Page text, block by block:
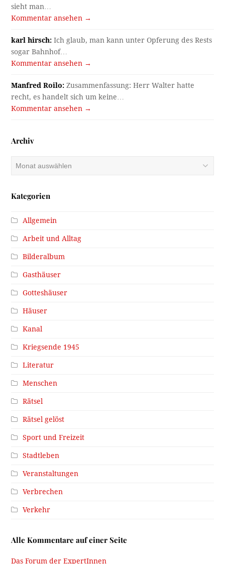
sieht man…
Kommentar ansehen →
karl hirsch: Ich glaub, man kann unter Opferung des Rests
sogar Bahnhof…
Kommentar ansehen →
Manfred Roilo: Zusammenfassung: Herr Walter hatte
recht, es handelt sich um keine…
Kommentar ansehen →
Archiv
Kategorien
Allgemein
Arbeit und Alltag
Bilderalbum
Gasthäuser
Gotteshäuser
Häuser
Kanal
Kriegsende 1945
Literatur
Menschen
Rätsel
Rätsel gelöst
Sport und Freizeit
Stadtleben
Veranstaltungen
Verbrechen
Verkehr
Alle Kommentare auf einer Seite
Das Forum der ExpertInnen